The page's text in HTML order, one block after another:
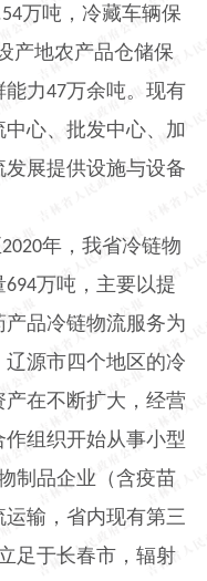
万吨，冷藏车辆保
产地农产品仓储保
能力47万余吨。现有
心、批发中心、加
展提供设施与设备
2020年，我省冷链物
694万吨，主要以提
品冷链物流服务为
源市四个地区的冷
在不断扩大，经营
组织开始从事小型
制品企业（含疫苗
输，省内现有第三
足于长春市，辐射